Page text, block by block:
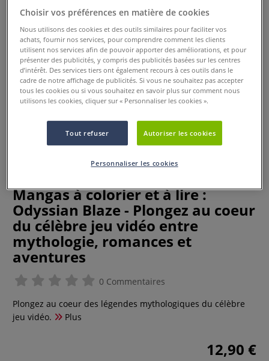
Mangas à colorier et à lire :
Odyssian Blaze - Plongez au coeur
du célèbre jeu vidéo entre
mythologie, romances et
aventures
0 Commentaires
Plongez au coeur des légendes mythologiques du célèbre
jeu vidéo.
Plus
12,90 €
Choisir vos préférences en matière de cookies
Nous utilisons des cookies et des outils similaires pour faciliter vos
achats, fournir nos services, pour comprendre comment les clients
utilisent nos services afin de pouvoir apporter des améliorations, et pour
présenter des publicités, y compris des publicités basées sur les centres
d’intérêt. Des services tiers ont également recours à ces outils dans le
cadre de notre affichage de publicités. Si vous ne souhaitez pas accepter
tous les cookies ou si vous souhaitez en savoir plus sur comment nous
utilisons les cookies, cliquer sur « Personnaliser les cookies ».
Tout refuser Autoriser les cookies
Personnaliser les cookies